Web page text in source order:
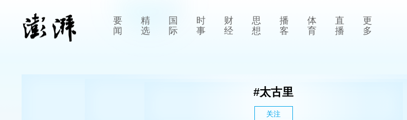
要
闻
精
选
国
际
时
事
财
经
思
想
播
客
体
育
直
播
更
多
#太古里
关注